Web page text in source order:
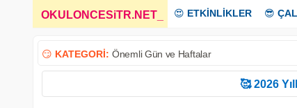
OKULONCESiTR.NET 😍 ETKİNLİKLER 😎
😏 KATEGORİ: Önemli Gün ve Haftalar
🥰 2026